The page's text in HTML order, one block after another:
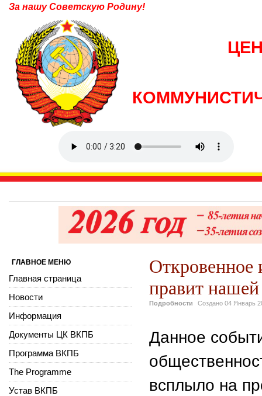
За нашу Советскую Родину!
Откровенное
правит
Подробности Создано 04 Январь
Данное
всплыло на
ГЛАВНОЕ МЕНЮ
Главная страница
Новости
Информация
Документы ЦК ВКПБ
Программа ВКПБ
The Programme
Устав ВКПБ